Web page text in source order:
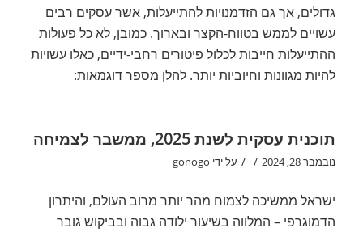
גדולים, אך גם הזדמנויות להתייעלות, אשר עסקים רבים
עשויים לממש בטווח-הקצר ובארוך. כמובן, לא כל פעולות
ההתייעלות חייבות לכלול פיטורים רחבי-ידיים, כאלו עשויות
להיות מגוונות וחיוביות יותר. להלן מספר דוגמאות:
תוכנית עסקית לשנת 2025, ממשבר לצמיחה
נובמבר 28, 2024 /
/ על ידי gonogo
ישראל ממשיכה לצמוח מהר יותר מרוב העולם, והיתרון
הדמוגרפי – המלווה בשיעור ילודה גבוה ובביקוש גובר